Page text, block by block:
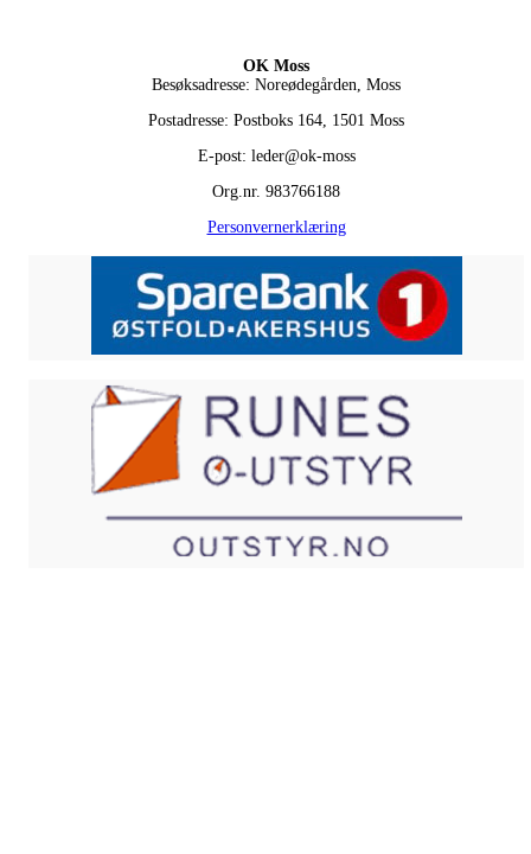
OK Moss
Besøksadresse: Noreødegården, Moss
Postadresse: Postboks 164, 1501 Moss
E-post: leder@ok-moss
Org.nr. 983766188
Personvernerklæring